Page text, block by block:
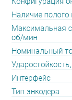
Наличие полого
Максимальная
об/мин
Номинальный
Интерфейс
Тип энкодера